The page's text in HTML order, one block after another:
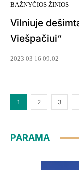
BAŽNYČIOS ŽINIOS
Vilniuje
Viešpačiui“
2023 03 16 09:02
1 2 3
PARAMA